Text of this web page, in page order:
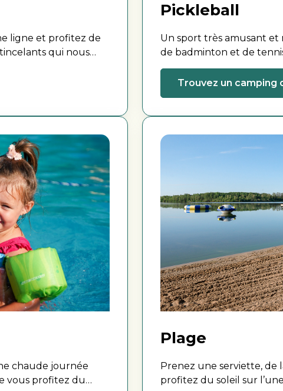
ligne et profitez de
qui nous
Pickleball
Un sport très amusant et
de badminton et de
défi à vos voisins ou à des
Trouvez un camping
chaude journée
vous profitez du
Plage
Prenez une serviette, de
profitez du soleil sur